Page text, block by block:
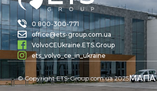
0 800-300-771
office@ets-group.com.ua
VolvoCEUkraine.ETS.Group
ets_volvo_ce_in_ukraine
© Copyright ETS-Group.com.ua 2025МАПА